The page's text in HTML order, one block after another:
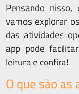
Pensando
vamos explorar
das atividades
app pode
leitura e confira!
O que são as